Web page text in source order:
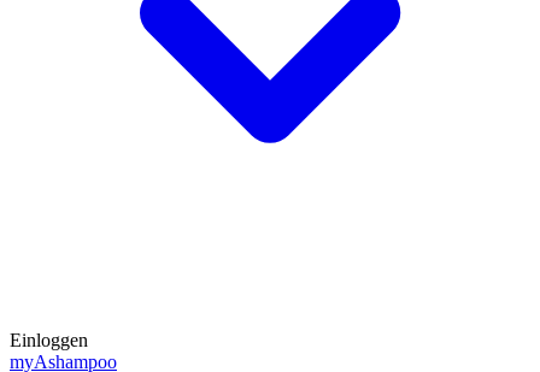
Einloggen
myAshampoo